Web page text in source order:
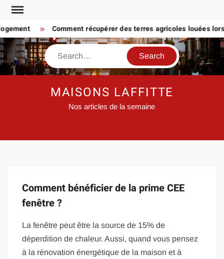
Skip
content
Comment récupérer des terres agricoles louées
Search
MAISONS LAFFITTE
Nos articles de la semaine
Comment bénéficier de la prime CEE
fenêtre ?
La fenêtre peut être la source de 15% de
déperdition de chaleur. Aussi, quand vous pensez
à la rénovation énergétique de la maison et à